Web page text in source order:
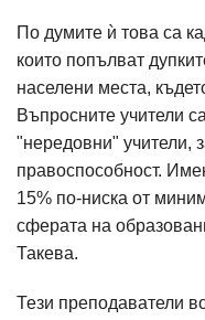
По думите ѝ това са
които попълват
населени места,
Въпросните учители
"нередовни" учители,
правоспособност.
15% по-ниска от
сферата на
Такева.
Тези преподаватели